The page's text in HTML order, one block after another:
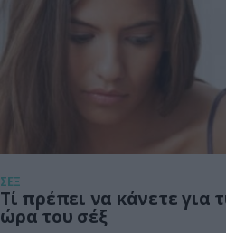
ΣΕΞ
Τί πρέπει να κάνετε για
ώρα του σέξ